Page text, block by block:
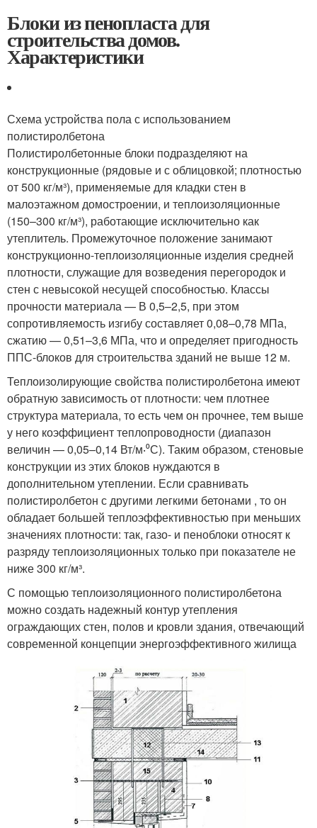
Блоки из пенопласта для
строительства домов.
Характеристики
Схема устройства пола с использованием
полистиролбетона
Полистиролбетонные блоки подразделяют на
конструкционные (рядовые и с облицовкой; плотностью
от 500 кг/м³), применяемые для кладки стен в
малоэтажном домостроении, и теплоизоляционные
(150–300 кг/м³), работающие исключительно как
утеплитель. Промежуточное положение занимают
конструкционно-теплоизоляционные изделия средней
плотности, служащие для возведения перегородок и
стен с невысокой несущей способностью. Классы
прочности материала — В 0,5–2,5, при этом
сопротивляемость изгибу составляет 0,08–0,78 МПа,
сжатию — 0,51–3,6 МПа, что и определяет пригодность
ППС-блоков для строительства зданий не выше 12 м.
Теплоизолирующие свойства полистиролбетона имеют
обратную зависимость от плотности: чем плотнее
структура материала, то есть чем он прочнее, тем выше
у него коэффициент теплопроводности (диапазон
величин — 0,05–0,14 Вт/м‧⁰С). Таким образом, стеновые
конструкции из этих блоков нуждаются в
дополнительном утеплении. Если сравнивать
полистиролбетон с другими легкими бетонами , то он
обладает большей теплоэффективностью при меньших
значениях плотности: так, газо- и пеноблоки относят к
разряду теплоизоляционных только при показателе не
ниже 300 кг/м³.
С помощью теплоизоляционного полистиролбетона
можно создать надежный контур утепления
ограждающих стен, полов и кровли здания, отвечающий
современной концепции энергоэффективного жилища